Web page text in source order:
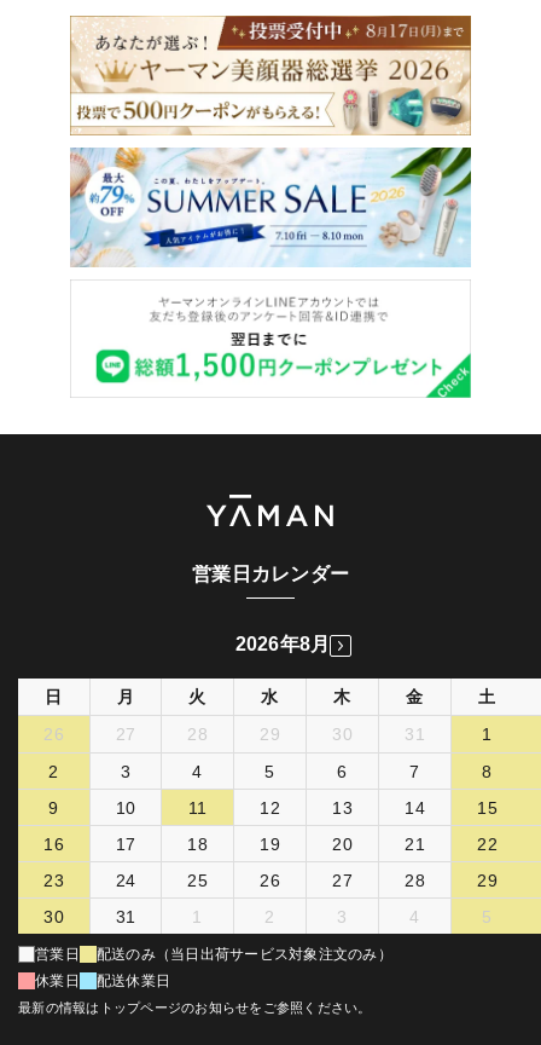
営業日カレンダー
2026年8月
日 月 火 水 木 金
土
26
27 28 29 30 31
1
2
3 4 5 6 7
8
9
10 11 12 13 14
15
16
17 18 19 20 21
22
23
24 25 26 27 28
29
30
31 1 2 3 4 5
営業日
配送のみ（当日出荷サービス対象注文のみ）
休業日
配送休業日
最新の情報はトップページのお知らせをご参照ください。